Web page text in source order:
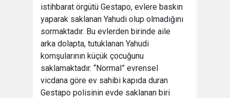
istihbarat örgütü Gestapo, evlere baskın
yaparak saklanan Yahudi olup olmadığını
sormaktadır. Bu evlerden birinde aile
arka dolapta, tutuklanan Yahudi
komşularının küçük çocuğunu
saklamaktadır. “Normal” evrensel
vicdana göre ev sahibi kapıda duran
Gestapo polisinin evde saklanan biri